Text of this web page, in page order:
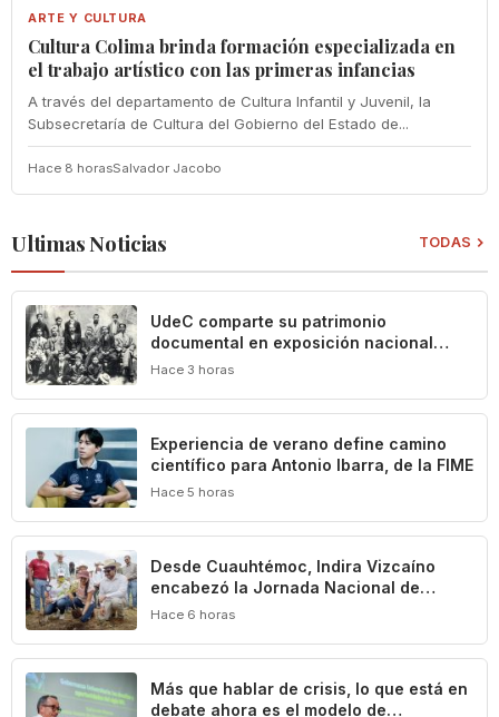
ARTE Y CULTURA
Cultura Colima brinda formación especializada en
el trabajo artístico con las primeras infancias
A través del departamento de Cultura Infantil y Juvenil, la
Subsecretaría de Cultura del Gobierno del Estado de...
Hace 8 horasSalvador Jacobo
Ultimas Noticias TODAS
UdeC comparte su patrimonio
documental en exposición nacional
sobre la historia de los títeres en
Hace 3 horas
Experiencia de verano define camino
científico para Antonio Ibarra, de la FIME
Hace 5 horas
Desde Cuauhtémoc, Indira Vizcaíno
encabezó la Jornada Nacional de
Reforestación que puso en marcha la
Hace 6 horas
Más que hablar de crisis, lo que está en
debate ahora es el modelo de